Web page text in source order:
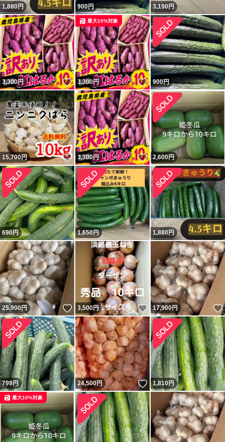
1,880円 900円 3,190円
3,300円 いいね！
3,300円 いいね！
最大10%対象
900円
15,700円 いいね！
3,300円 いいね！
2,600円
690円 1,650円 1,880円
25,900円 いいね！
3,500円 いいね！
17,900円
799円 24,500円 いいね！
1,810円
最大10%対象